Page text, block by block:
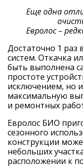
Еще одна
Евролос –
Достаточно 1 раз
систем. Откачка
быть выполнена
простоте
исключением, но
максимальную
и ремонтных
Евролос БИО
сезонного
конструкции
небольших
расположении к